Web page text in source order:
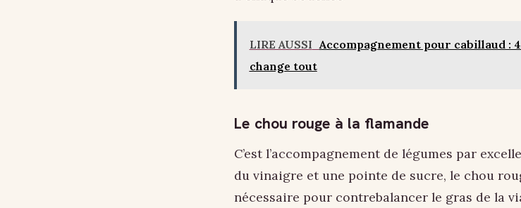
LIRE AUSSI Accompagnement pour cabillaud :
change tout
Le chou rouge à la flamande
C’est l’accompagnement de légumes par
du vinaigre et une pointe de sucre, le chou
nécessaire pour contrebalancer le gras de la